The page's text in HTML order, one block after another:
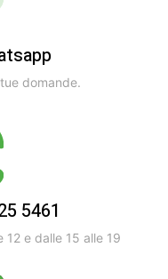
domande.
5461
12 e dalle 15 alle 19